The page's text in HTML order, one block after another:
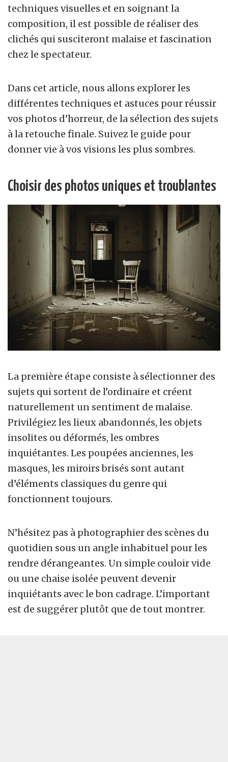
techniques visuelles et en soignant la
composition, il est possible de réaliser des
clichés qui susciteront malaise et fascination
chez le spectateur.
Dans cet article, nous allons explorer les
différentes techniques et astuces pour réussir
vos photos d’horreur, de la sélection des sujets
à la retouche finale. Suivez le guide pour
donner vie à vos visions les plus sombres.
Choisir des photos uniques et troublantes
La première étape consiste à sélectionner des
sujets qui sortent de l’ordinaire et créent
naturellement un sentiment de malaise.
Privilégiez les lieux abandonnés, les objets
insolites ou déformés, les ombres
inquiétantes. Les poupées anciennes, les
masques, les miroirs brisés sont autant
d’éléments classiques du genre qui
fonctionnent toujours.
N’hésitez pas à photographier des scènes du
quotidien sous un angle inhabituel pour les
rendre dérangeantes. Un simple couloir vide
ou une chaise isolée peuvent devenir
inquiétants avec le bon cadrage. L’important
est de suggérer plutôt que de tout montrer.